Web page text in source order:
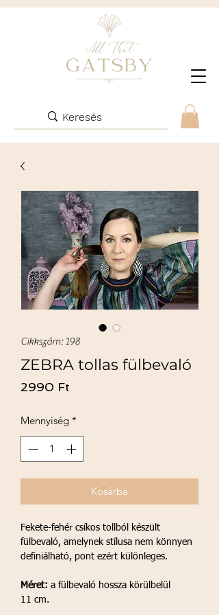
Cikkszám: 198
ZEBRA tollas fülbevaló
2990 Ft
Mennyiség *
Kosárba
Fekete-fehér csíkos tollból készült
fülbevaló, amelynek stílusa nem könnyen
definiálható, pont ezért különleges.
Méret: a fülbevaló hossza körülbelül
11 cm.